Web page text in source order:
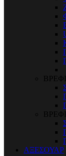
ΑΞΕΣΟΥΑΡ